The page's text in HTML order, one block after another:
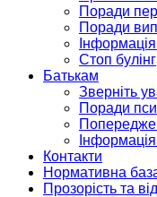
Поради
Поради
Стоп булінг
Батькам
Зверніть
Поради
Контакти
Нормативна
Прозорість та